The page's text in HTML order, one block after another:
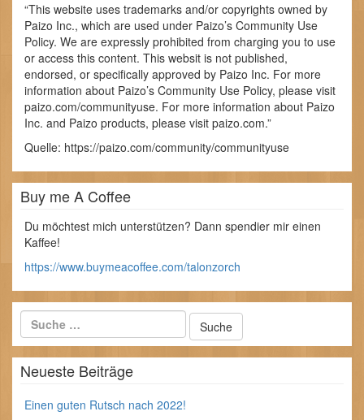
“This website uses trademarks and/or copyrights owned by
Paizo Inc., which are used under Paizo’s Community Use
Policy. We are expressly prohibited from charging you to use
or access this content. This websit is not published,
endorsed, or specifically approved by Paizo Inc. For more
information about Paizo’s Community Use Policy, please visit
paizo.com/communityuse. For more information about Paizo
Inc. and Paizo products, please visit paizo.com.”
Quelle: https://paizo.com/community/communityuse
Buy me A Coffee
Du möchtest mich unterstützen? Dann spendier mir einen
Kaffee!
https://www.buymeacoffee.com/talonzorch
Neueste Beiträge
Einen guten Rutsch nach 2022!